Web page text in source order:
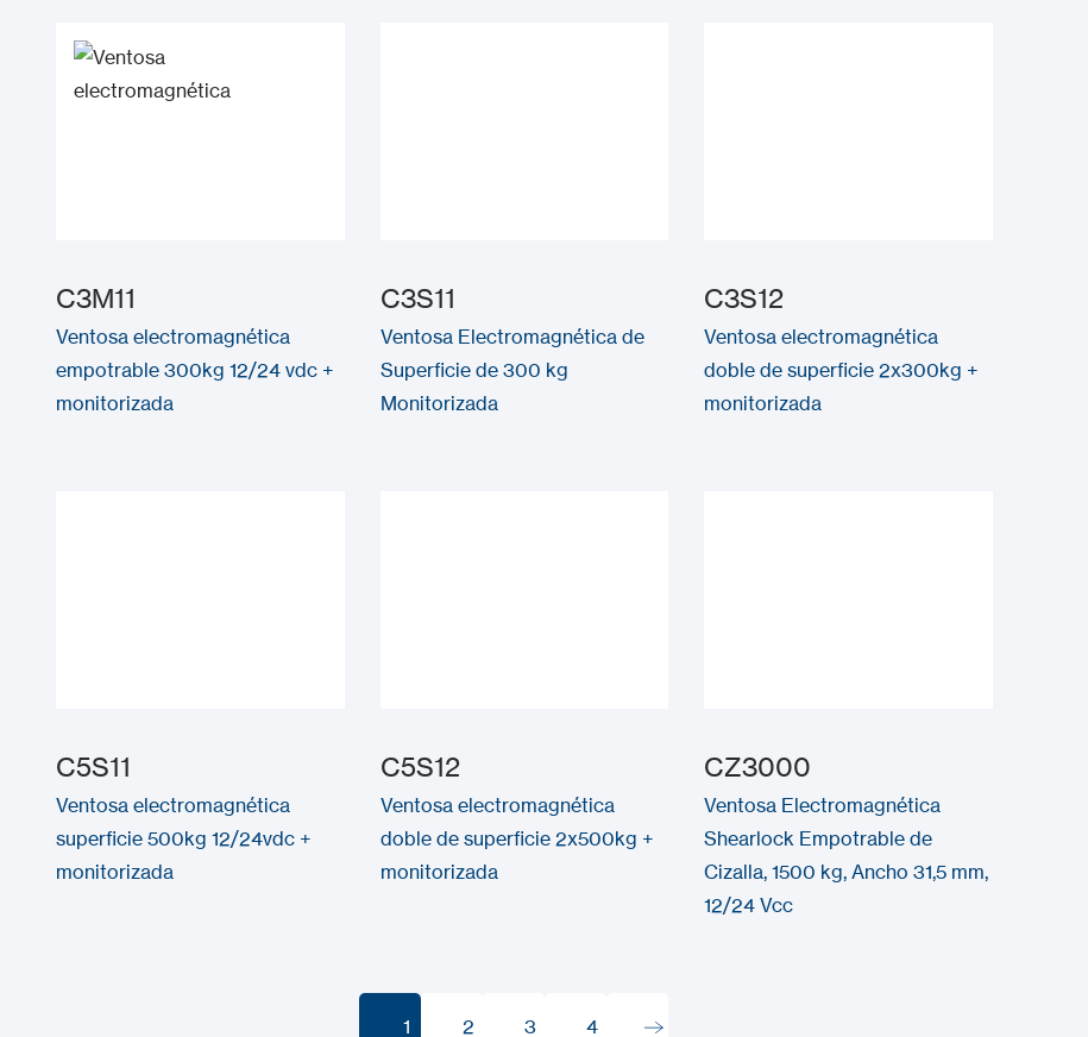
C3M11
Ventosa electromagnética
empotrable 300kg 12/24 vdc +
monitorizada
C3S11
Ventosa Electromagnética de
Superficie de 300 kg
Monitorizada
C3S12
Ventosa electromagnética
doble de superficie 2x300kg +
monitorizada
C5S11
Ventosa electromagnética
superficie 500kg 12/24vdc +
monitorizada
C5S12
Ventosa electromagnética
doble de superficie 2x500kg +
monitorizada
CZ3000
Ventosa Electromagnética
Shearlock Empotrable de
Cizalla, 1500 kg, Ancho 31,5 mm,
12/24 Vcc
1 2 3 4